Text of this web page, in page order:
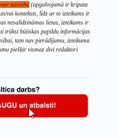
taisnība (apgalvojumā ir kripata
vai konteksts, līdz ar to izteikums ir
nesalīdzināmas lietas, izteikums ir
trūkst būtiskas papildu informācijas
tam nav pierādījumu, izteikuma
piešķir vismaz divi redaktori